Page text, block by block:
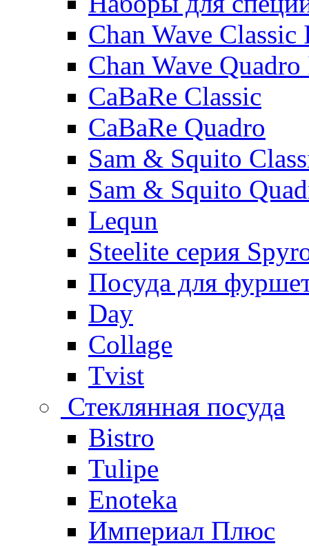
Chan Wave
Chan Wave
CaBaRe Classic
CaBaRe Quadro
Sam & Squito
Sam & Squito
Lequn
Steelite серия
Посуда для
Day
Collage
Tvist
Стеклянная посуда
Bistro
Tulipe
Enoteka
Империал Плюс